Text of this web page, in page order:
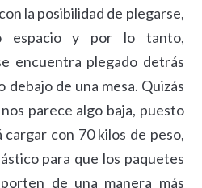
la posibilidad de plegarse,
espacio y por lo tanto,
encuentra plegado detrás
debajo de una mesa. Quizás
parece algo baja, puesto
con 70 kilos de peso,
para que los paquetes
de una manera más